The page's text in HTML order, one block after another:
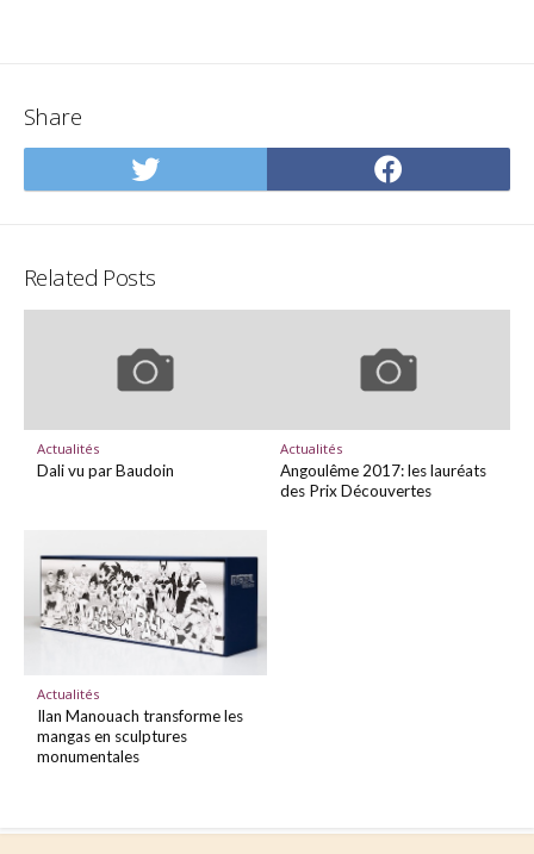
Share
Share
on
on
Related Posts
Actualités
Dali vu par Baudoin
Actualités
Angoulême 2017: les lauréats
des Prix Découvertes
Actualités
Ilan Manouach transforme les
mangas en sculptures
monumentales